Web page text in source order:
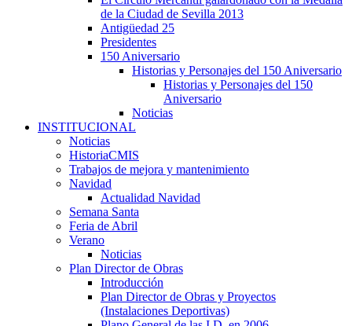
de la Ciudad de Sevilla 2013
Antigüedad 25
Presidentes
150 Aniversario
Historias y Personajes del 150 Aniversario
Historias y Personajes del 150
Aniversario
Noticias
INSTITUCIONAL
Noticias
HistoriaCMIS
Trabajos de mejora y mantenimiento
Navidad
Actualidad Navidad
Semana Santa
Feria de Abril
Verano
Noticias
Plan Director de Obras
Introducción
Plan Director de Obras y Proyectos
(Instalaciones Deportivas)